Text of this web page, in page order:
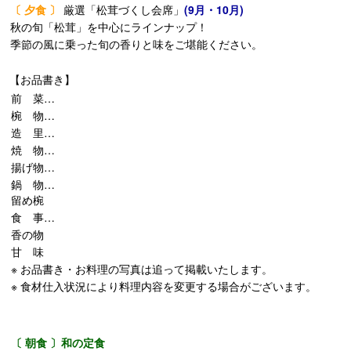
〔 夕食 〕 厳選「松茸づくし会席」 (9月・10月)
秋の旬「松茸」を中心にラインナップ！
季節の風に乗った旬の香りと味をご堪能ください。
【お品書き】
前 菜…
椀 物…
造 里…
焼 物…
揚げ物…
鍋 物…
留め椀
食 事…
香の物
甘 味
※ お品書き・お料理の写真は追って掲載いたします。
※ 食材仕入状況により料理内容を変更する場合がございます。
〔 朝食 〕和の定食